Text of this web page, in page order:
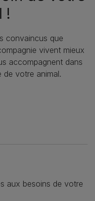
!​
convaincus que
vivent mieux
accompagnent dans
de votre animal.​
aux besoins de votre